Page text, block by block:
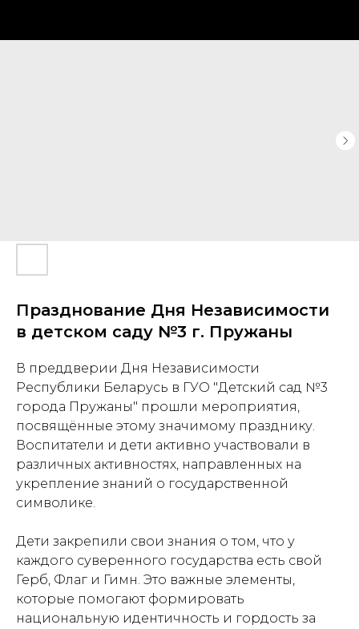
Празднование Дня Независимости
в детском саду №3 г. Пружаны
В преддверии Дня Независимости
Республики Беларусь в ГУО "Детский сад №3
города Пружаны" прошли мероприятия,
посвящённые этому значимому празднику.
Воспитатели и дети активно участвовали в
различных активностях, направленных на
укрепление знаний о государственной
символике.
Дети закрепили свои знания о том, что у
каждого суверенного государства есть свой
Герб, Флаг и Гимн. Это важные элементы,
которые помогают формировать
национальную идентичность и гордость за